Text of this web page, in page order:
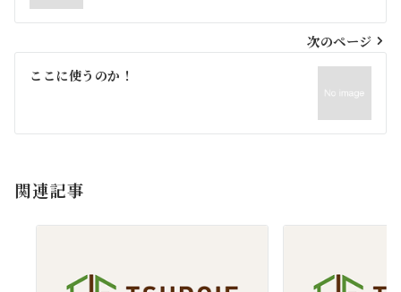
ナ
ビ
ゲ
シ
ン
次のページ
ここに使うのか！
関連記事